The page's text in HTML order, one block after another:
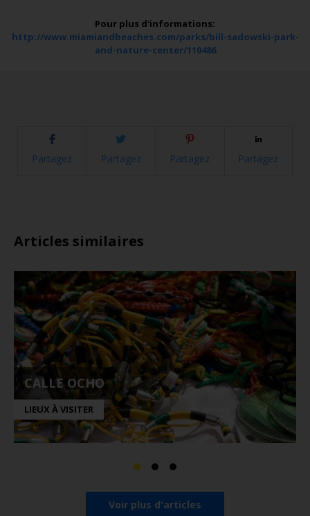
Pour plus d'informations:
http://www.miamiandbeaches.com/parks/bill-sadowski-park-
and-nature-center/110486
Partagez Partagez Partagez Partagez
Articles similaires
CALLE OCHO
LIEUX À VISITER
Voir plus d'articles